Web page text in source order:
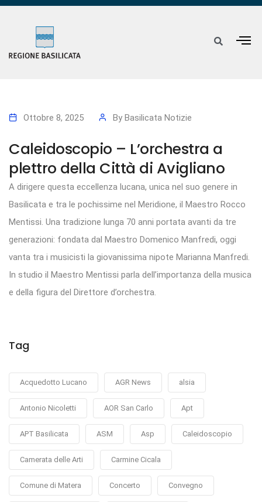
Ottobre 8, 2025 By Basilicata Notizie
Caleidoscopio – L’orchestra a
plettro della Città di Avigliano
A dirigere questa eccellenza lucana, unica nel suo genere in
Basilicata e tra le pochissime nel Meridione, il Maestro Rocco
Mentissi. Una tradizione lunga 70 anni portata avanti da tre
generazioni: fondata dal Maestro Domenico Manfredi, oggi
vanta tra i musicisti la giovanissima nipote Marianna Manfredi.
In studio il Maestro Mentissi parla dell’importanza della musica
e della figura del Direttore d’orchestra.
Tag
Acquedotto Lucano AGR News alsia
Antonio Nicoletti AOR San Carlo Apt
APT Basilicata ASM Asp Caleidoscopio
Camerata delle Arti Carmine Cicala
Comune di Matera Concerto Convegno